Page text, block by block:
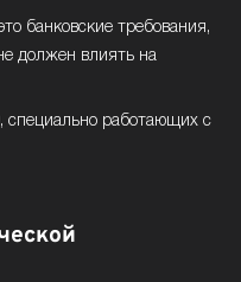
банковские требования,
должен влиять на
работающих с